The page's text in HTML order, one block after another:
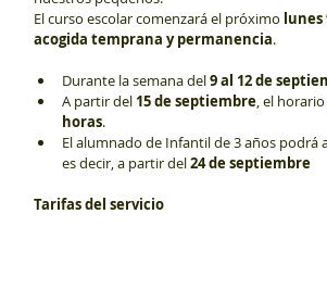
El curso escolar comenzará el próximo lunes
acogida temprana y permanencia.
Durante la semana del 9 al 12 de
A partir del 15 de septiembre, el
horas.
El alumnado de Infantil de 3 años podrá
es decir, a partir del 24 de septiembre
Tarifas del servicio